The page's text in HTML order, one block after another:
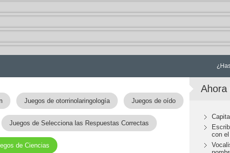
Juegos de otorrinolaringología Juegos de oído
Juegos de Selecciona las Respuestas Correctas
de Ciencias
Ahora
con el